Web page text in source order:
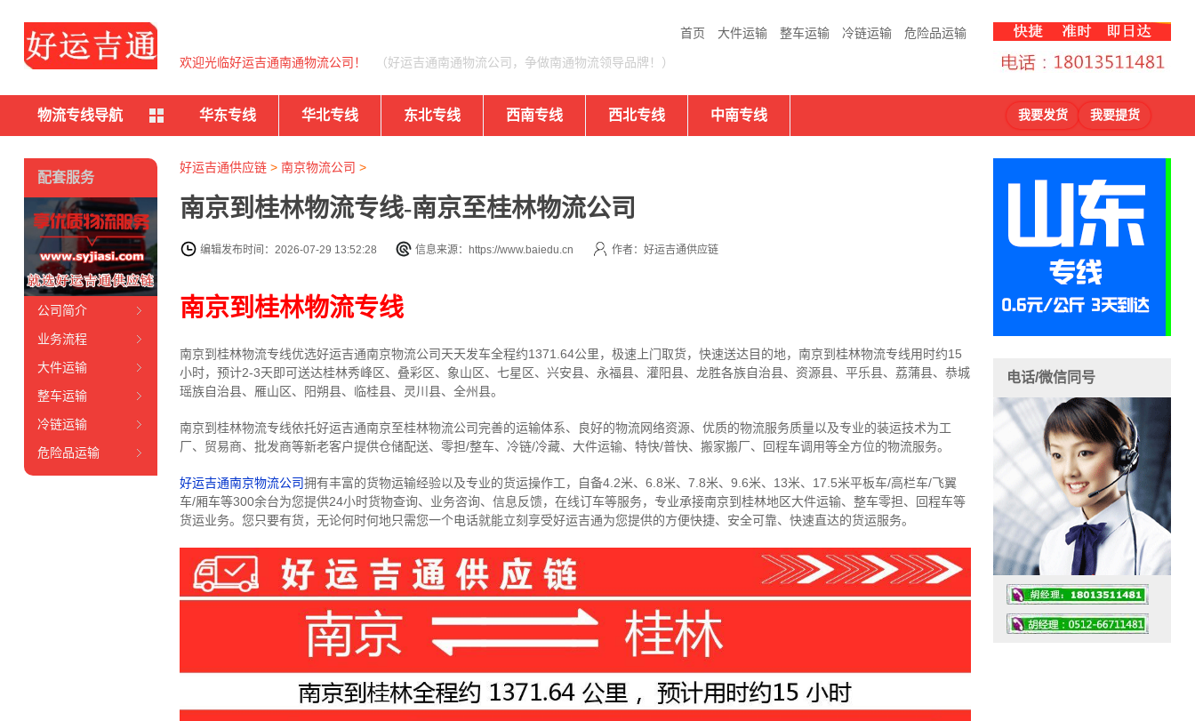
首页 大件运输 整车运输 冷链运输 危险品运输
欢迎光临好运吉通南通物流公司！ （好运吉通南通物流公司，争做南通物流领导品牌！）
物流专线导航 华东专线 华北专线 东北专线 西南专线 西北专线 中南专线 我要发货 我要提货
好运吉通供应链> 南京物流公司 >
南京到桂林物流专线-南京至桂林物流公司
编辑发布时间：2026-07-29 13:52:28 信息来源：https://www.baiedu.cn 作者：好运吉通供应链
南京到桂林物流专线
南京到桂林物流专线优选好运吉通南京物流公司天天发车全程约1371.64公里， 极速上门取货，快速送达目的地，南京到桂林物流专线用时约15
小时，预计2-3天即可送达桂林秀峰区、叠彩区、象山区、七星区、兴安县、永福县、灌阳县、龙胜各族自治县、资源县、平乐县、荔蒲县、恭城
瑶族自治县、雁山区、阳朔县、临桂县、灵川县、全州县。
南京到桂林物流专线依托好运吉通南京至桂林物流公司完善的运输体系、良好的物流网络资源、优质的物流服务质量以及专业的装运技术为工
厂、贸易商、批发商等新老客户提供仓储配送、零担/整车、冷链/冷藏、大件运输、特快/普快、搬家搬厂、回程车调用等全方位的物流服务。
好运吉通南京物流公司拥有丰富的货物运输经验以及专业的货运操作工，自备4.2米、6.8米、7.8米、9.6米、13米、17.5米平板车/高栏车/飞翼
车/厢车等300余台为您提供24小时货物查询、业务咨询、信息反馈，在线订车等服务， 专业承接南京到桂林地区大件运输、整车零担、回程车等
货运业务。 您只要有货，无论何时何地只需您一个电话就能立刻享受好运吉通为您提供的方便快捷、安全可靠、快速直达的货运服务。
配套服务
公司简介
业务流程
大件运输
整车运输
冷链运输
危险品运输
电话/微信同号